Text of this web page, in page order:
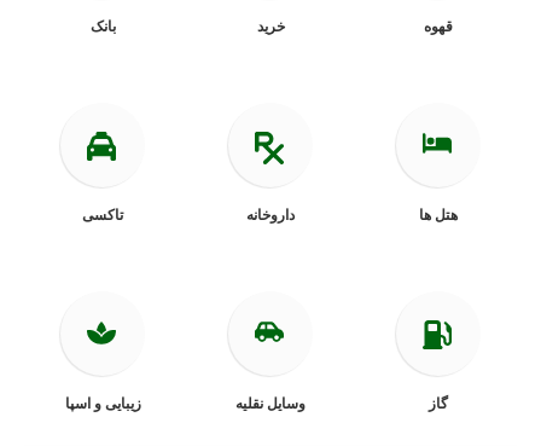
قهوه خرید بانک
هتل ها داروخانه تاکسی
گاز وسایل نقلیه زیبایی و اسپا